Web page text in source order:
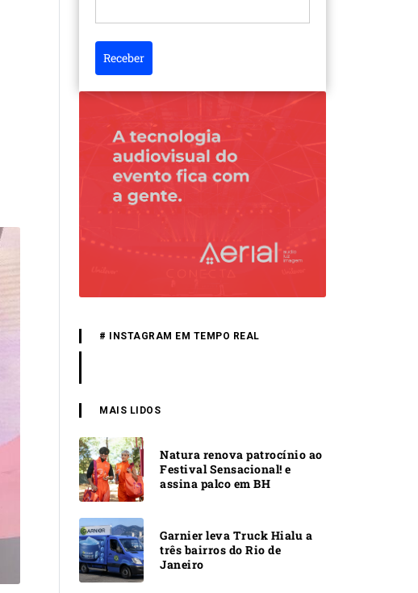
Receber
# INSTAGRAM EM TEMPO REAL
MAIS LIDOS
Natura renova patrocínio ao
Festival Sensacional! e
assina palco em BH
Garnier leva Truck Hialu a
três bairros do Rio de
Janeiro